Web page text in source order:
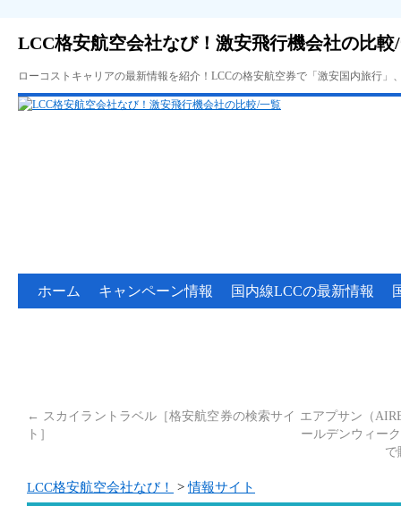
LCC格安航空会社なび！激安飛行機会社の比較
ローコストキャリアの最新情報を紹介！LCCの格安航空券で「激安国内旅行
ホーム キャンペーン情報 国内線LCCの最新情報
← スカイラントラベル［格安航空券の検索サイ
ト］
エアプサン（
ールデンウィー
で
LCC格安航空会社なび！ >情報サイト